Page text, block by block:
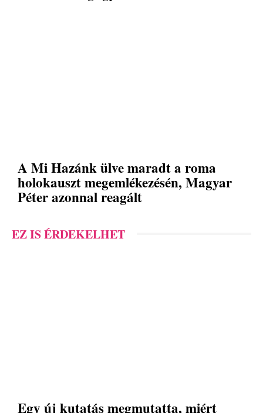
A Mi Hazánk ülve maradt a roma
holokauszt megemlékezésén, Magyar
Péter azonnal reagált
EZ IS ÉRDEKELHET
Egy új kutatás megmutatta, miért